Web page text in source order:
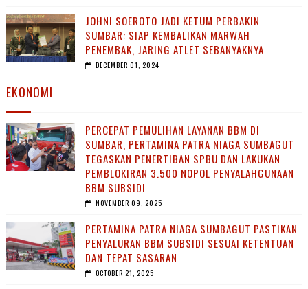
JOHNI SOEROTO JADI KETUM PERBAKIN
SUMBAR: SIAP KEMBALIKAN MARWAH
PENEMBAK, JARING ATLET SEBANYAKNYA
DECEMBER 01, 2024
EKONOMI
PERCEPAT PEMULIHAN LAYANAN BBM DI
SUMBAR, PERTAMINA PATRA NIAGA SUMBAGUT
TEGASKAN PENERTIBAN SPBU DAN LAKUKAN
PEMBLOKIRAN 3.500 NOPOL PENYALAHGUNAAN
BBM SUBSIDI
NOVEMBER 09, 2025
PERTAMINA PATRA NIAGA SUMBAGUT PASTIKAN
PENYALURAN BBM SUBSIDI SESUAI KETENTUAN
DAN TEPAT SASARAN
OCTOBER 21, 2025